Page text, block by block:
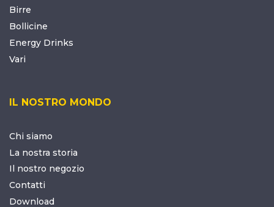
Birre
Bollicine
Energy Drinks
Vari
IL NOSTRO MONDO
Chi siamo
La nostra storia
Il nostro negozio
Contatti
Download